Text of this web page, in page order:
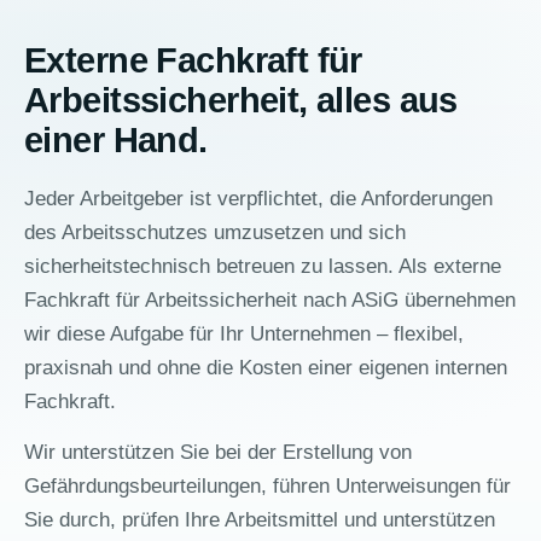
Externe Fachkraft für
Arbeitssicherheit, alles aus
einer Hand.
Jeder Arbeitgeber ist verpflichtet, die Anforderungen
des Arbeitsschutzes umzusetzen und sich
sicherheitstechnisch betreuen zu lassen. Als externe
Fachkraft für Arbeitssicherheit nach ASiG übernehmen
wir diese Aufgabe für Ihr Unternehmen – flexibel,
praxisnah und ohne die Kosten einer eigenen internen
Fachkraft.
Wir unterstützen Sie bei der Erstellung von
Gefährdungsbeurteilungen, führen Unterweisungen für
Sie durch, prüfen Ihre Arbeitsmittel und unterstützen